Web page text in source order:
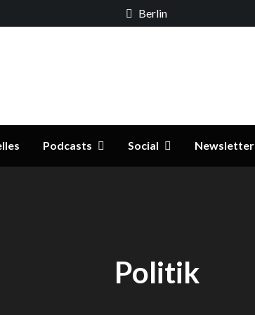
Berlin
Podcasts Social Newsletter
Politik